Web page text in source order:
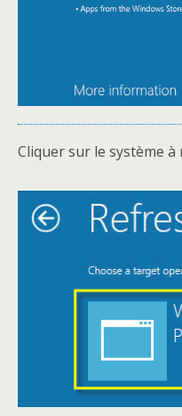
Cliquer sur le système